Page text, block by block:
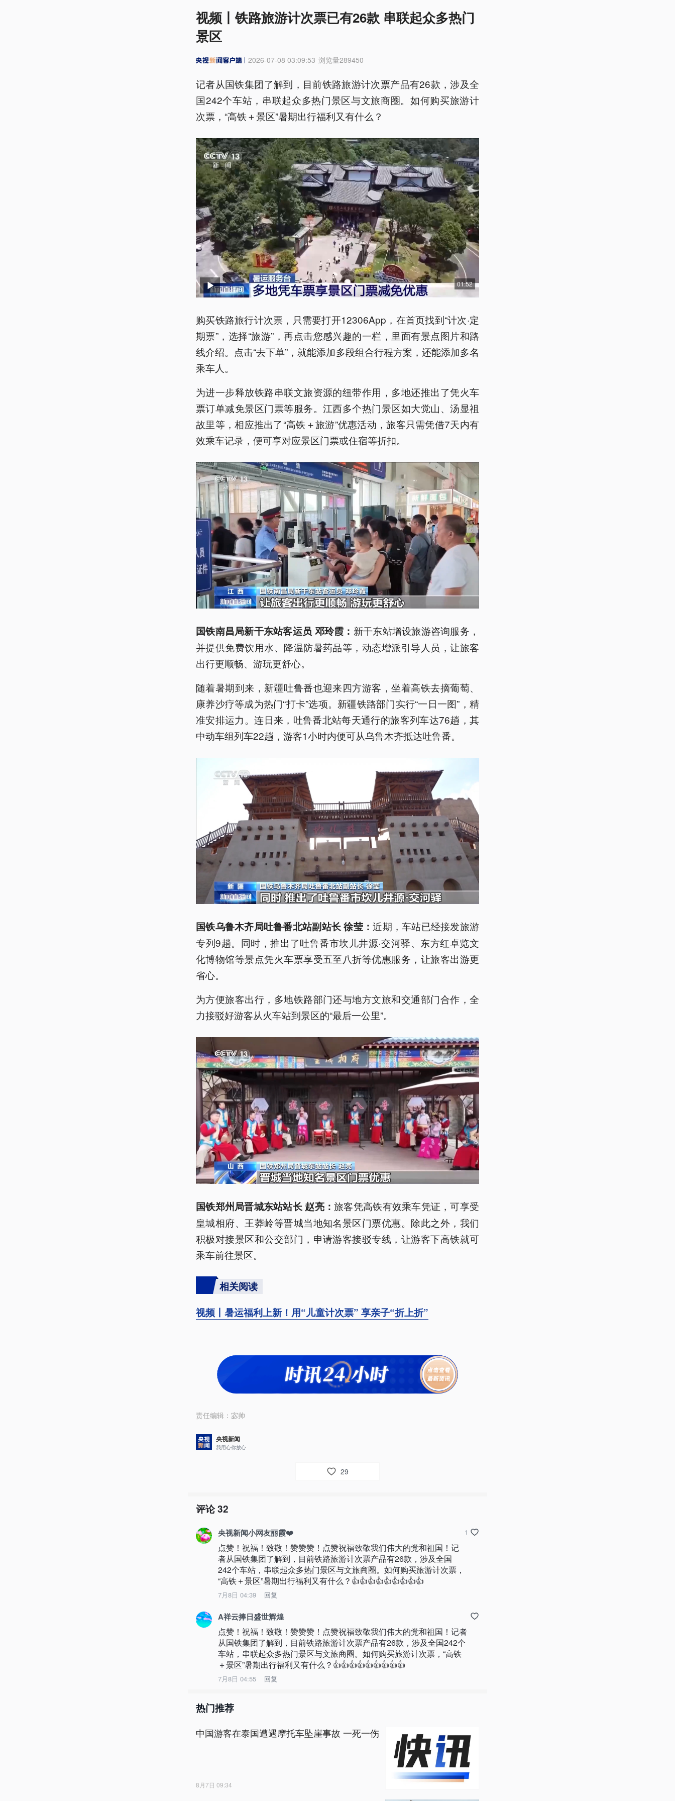
视频丨铁路旅游计次票已有26款 串联起众多热门
景区
2026-07-08 03:09:53 浏览量289450
记者从国铁集团了解到，目前铁路旅游计次票产品有26款，涉及全
国242个车站，串联起众多热门景区与文旅商圈。如何购买旅游计
次票，“高铁＋景区”暑期出行福利又有什么？
01:52
购买铁路旅行计次票，只需要打开12306App，在首页找到“计次·定
期票”，选择“旅游”，再点击您感兴趣的一栏，里面有景点图片和路
线介绍。点击“去下单”，就能添加多段组合行程方案，还能添加多名
乘车人。
为进一步释放铁路串联文旅资源的纽带作用，多地还推出了凭火车
票订单减免景区门票等服务。江西多个热门景区如大觉山、汤显祖
故里等，相应推出了“高铁＋旅游”优惠活动，旅客只需凭借7天内有
效乘车记录，便可享对应景区门票或住宿等折扣。
国铁南昌局新干东站客运员 邓玲霞： 新干东站增设旅游咨询服务，
并提供免费饮用水、降温防暑药品等，动态增派引导人员，让旅客
出行更顺畅、游玩更舒心。
随着暑期到来，新疆吐鲁番也迎来四方游客，坐着高铁去摘葡萄、
康养沙疗等成为热门“打卡”选项。新疆铁路部门实行“一日一图”，精
准安排运力。连日来，吐鲁番北站每天通行的旅客列车达76趟，其
中动车组列车22趟，游客1小时内便可从乌鲁木齐抵达吐鲁番。
国铁乌鲁木齐局吐鲁番北站副站长 徐莹：近期，车站已经接发旅游
专列9趟。同时，推出了吐鲁番市坎儿井源·交河驿、东方红卓览文
化博物馆等景点凭火车票享受五至八折等优惠服务，让旅客出游更
省心。
为方便旅客出行，多地铁路部门还与地方文旅和交通部门合作，全
力接驳好游客从火车站到景区的“最后一公里”。
国铁郑州局晋城东站站长 赵亮：旅客凭高铁有效乘车凭证，可享受
皇城相府、王莽岭等晋城当地知名景区门票优惠。除此之外，我们
积极对接景区和公交部门，申请游客接驳专线，让游客下高铁就可
乘车前往景区。
相关阅读
视频丨暑运福利上新！用“儿童计次票” 享亲子“折上折”
责任编辑： 宓帅
央视新闻
我用心你放心
29
评论32
央视新闻小网友丽霞❤️
点赞！祝福！致敬！赞赞赞！点赞祝福致敬我们伟大的党和祖国！记
者从国铁集团了解到，目前铁路旅游计次票产品有26款，涉及全国
242个车站，串联起众多热门景区与文旅商圈。如何购买旅游计次票，
“高铁＋景区”暑期出行福利又有什么？👍👍👍👍👍👍👍👍👍
7月8日 04:39 回复
1
A祥云捧日盛世辉煌
点赞！祝福！致敬！赞赞赞！点赞祝福致敬我们伟大的党和祖国！记者
从国铁集团了解到，目前铁路旅游计次票产品有26款，涉及全国242个
车站，串联起众多热门景区与文旅商圈。如何购买旅游计次票，“高铁
＋景区”暑期出行福利又有什么？👍👍👍👍👍👍👍👍👍
7月8日 04:55 回复
热门推荐
中国游客在泰国遭遇摩托车坠崖事故 一死一伤
8月7日 09:34